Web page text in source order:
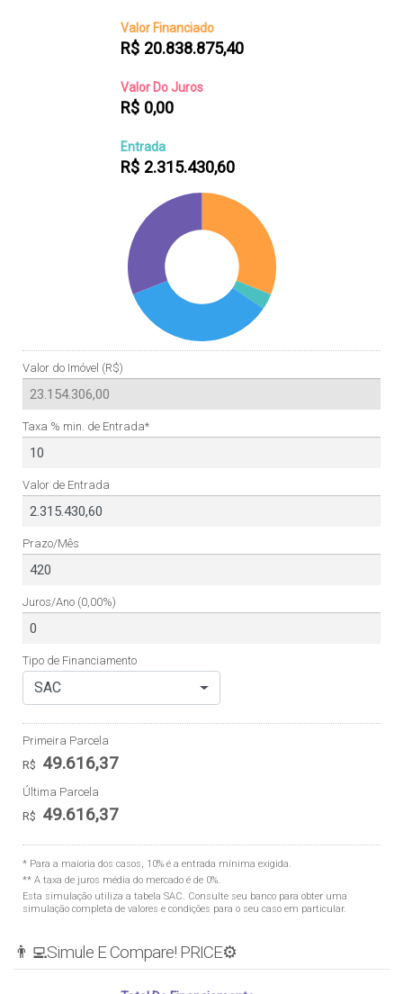
Valor Financiado
R$ 20.838.875,40
Valor Do Juros
R$ 0,00
Entrada
R$ 2.315.430,60
Valor do Imóvel (R$)
Taxa % min. de Entrada*
Valor de Entrada
Prazo/Mês
Juros/Ano (0,00%)
Tipo de Financiamento
SAC
Primeira Parcela
R$ 49.616,37
Última Parcela
R$ 49.616,37
* Para a maioria dos casos, 10% é a entrada mínima exigida.
** A taxa de juros média do mercado é de 0%.
Esta simulação utiliza a tabela SAC. Consulte seu banco para obter uma
simulação completa de valores e condições para o seu caso em particular.
👨‍💻Simule E Compare! PRICE⚙️